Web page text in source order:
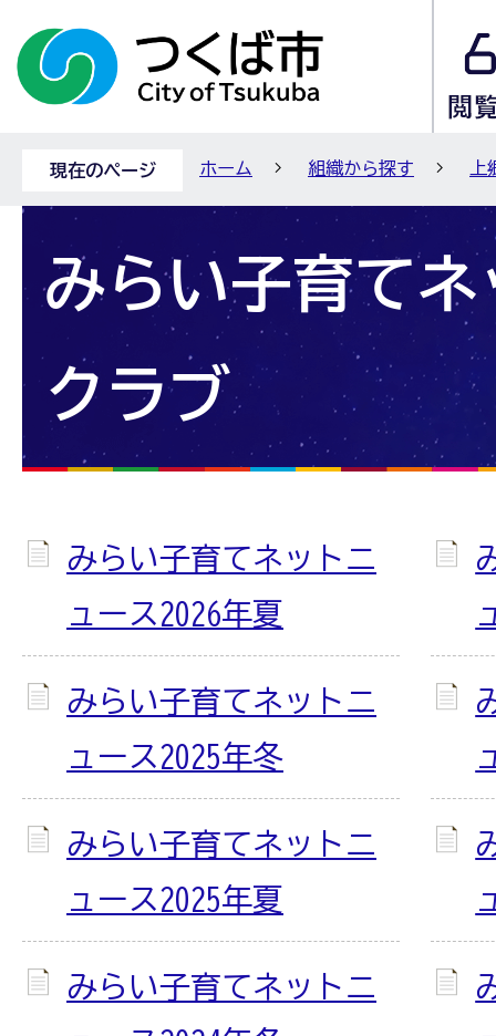
現在のページ ホーム 組織から探す
みらい子育てネ
クラブ
みらい子育てネットニ
ュース2026年夏
みらい子育てネットニ
ュース2025年冬
みらい子育てネットニ
ュース2025年夏
みらい子育てネットニ